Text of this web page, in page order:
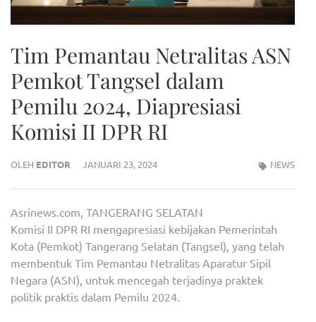
Tim Pemantau Netralitas ASN
Pemkot Tangsel dalam
Pemilu 2024, Diapresiasi
Komisi II DPR RI
OLEH EDITOR JANUARI 23, 2024 NEWS
Asrinews.com, TANGERANG SELATAN
Komisi II DPR RI mengapresiasi kebijakan Pemerintah
Kota (Pemkot) Tangerang Selatan (Tangsel), yang telah
membentuk Tim Pemantau Netralitas Aparatur Sipil
Negara (ASN), untuk mencegah terjadinya praktek
politik praktis dalam Pemilu 2024.